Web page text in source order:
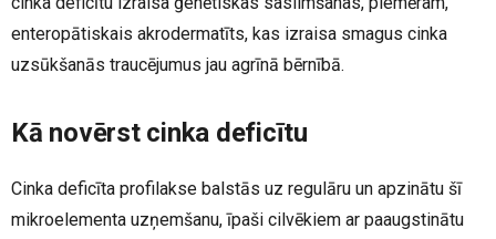
enteropātiskais akrodermatīts, kas izraisa smagus cinka
uzsūkšanās traucējumus jau agrīnā bērnībā.
Kā novērst cinka deficītu
Cinka deficīta profilakse balstās uz regulāru un apzinātu šī
mikroelementa uzņemšanu, īpaši cilvēkiem ar paaugstinātu